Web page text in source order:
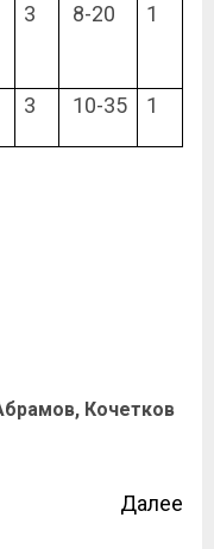
3 8-20 1
3 10-35 1
Кочетков
Далее